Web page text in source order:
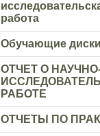
работа
Обучающие диски
ОТЧЕТ О
РАБОТЕ
ОТЧЕТЫ ПО